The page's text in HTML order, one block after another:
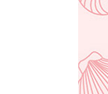
이시
One
GO